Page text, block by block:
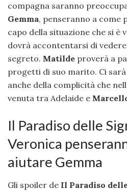
compagna saranno
Gemma, penseranno a come
capo della situazione che si è
dovrà accontentarsi di
segreto. Matilde proverà a
progetti di suo marito. Ci
anche della complicità che
venuta tra Adelaide e
Il Paradiso delle
Veronica
aiutare Gemma
Gli spoiler de Il Paradiso